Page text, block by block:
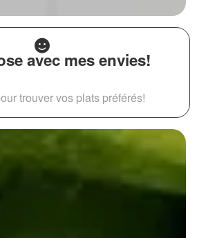
avec mes envies!
trouver vos plats préférés!